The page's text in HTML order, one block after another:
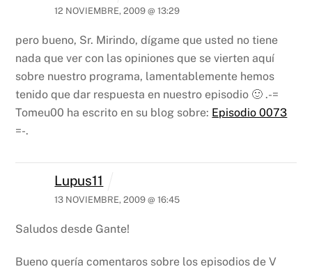
12 NOVIEMBRE, 2009 @ 13:29
pero bueno, Sr. Mirindo, dígame que usted no tiene
nada que ver con las opiniones que se vierten aquí
sobre nuestro programa, lamentablemente hemos
tenido que dar respuesta en nuestro episodio 🙂 .-=
Tomeu00 ha escrito en su blog sobre: Episodio 0073
=-.
Lupus11
13 NOVIEMBRE, 2009 @ 16:45
Saludos desde Gante!
Bueno quería comentaros sobre los episodios de V